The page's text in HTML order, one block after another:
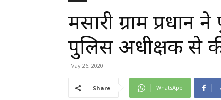
मसारी ग्राम
पुलिस अधीक्षक से
May 26, 2020
Share WhatsApp